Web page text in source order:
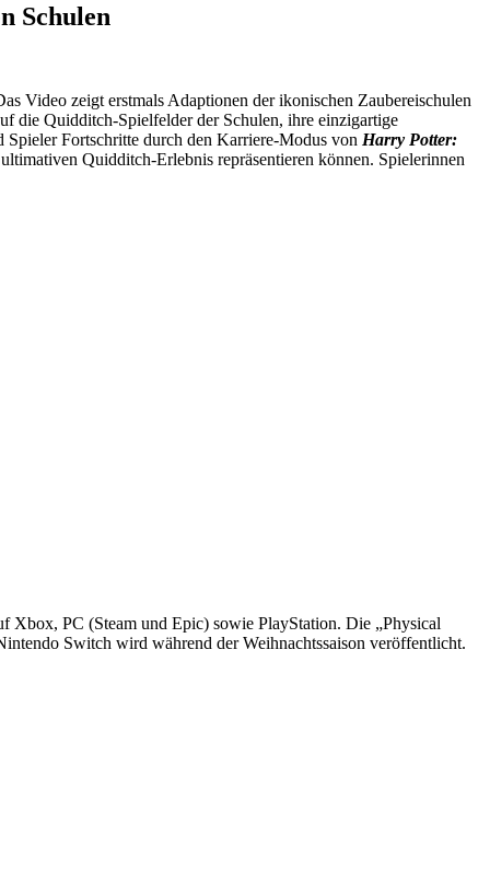
Schulen
Video zeigt erstmals Adaptionen der ikonischen Zaubereischulen
die Quidditch-Spielfelder der Schulen, ihre einzigartige
Spieler Fortschritte durch den Karriere-Modus von Harry Potter:
Quidditch-Erlebnis repräsentieren können. Spielerinnen
Xbox, PC (Steam und Epic) sowie PlayStation. Die „Physical
Switch wird während der Weihnachtssaison veröffentlicht.